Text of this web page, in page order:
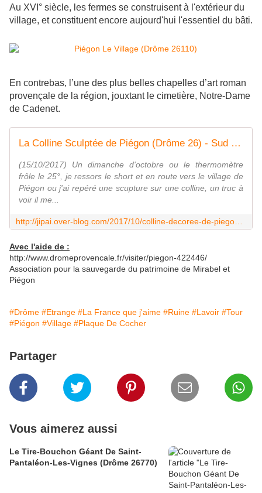
Au XVI° siècle, les fermes se construisent à l'extérieur du
village, et constituent encore aujourd'hui l'essentiel du bâti.
En contrebas, l’une des plus belles chapelles d’art roman
provençale de la région, jouxtant le cimetière, Notre-Dame
de Cadenet.
La Colline Sculptée de Piégon (Drôme 26) - Sud Drôme
(15/10/2017) Un dimanche d'octobre ou le thermomètre
frôle le 25°, je ressors le short et en route vers le village de
Piégon ou j'ai repéré une scupture sur une colline, un truc à
voir il me...
Avec l'aide de :
http://www.dromeprovencale.fr/visiter/piegon-422446/
Association pour la sauvegarde du patrimoine de Mirabel et
Piégon
#Drôme #Etrange #La France que j'aime #Ruine #Lavoir #Tour
#Piégon #Village #Plaque De Cocher
Partager
Vous aimerez aussi
Le Tire-Bouchon Géant De Saint-
Pantaléon-Les-Vignes (Drôme 26770)